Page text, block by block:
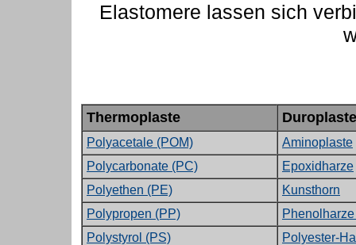
Elastomere lassen sich
Thermoplaste Duroplaste
Polyacetale (POM)
Aminoplaste
Polycarbonate (PC)
Epoxidharze
Polyethen (PE)
Kunsthorn
Polypropen (PP)
Polystyrol (PS)
Polyester-